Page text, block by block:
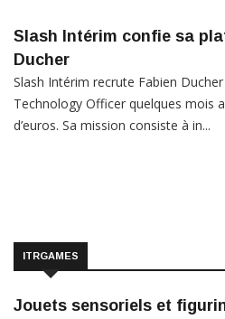
Slash Intérim confie sa
Ducher
Slash Intérim recrute Fabien
Technology Officer quelques mois
d’euros. Sa mission consiste à in...
ITRGAMES
Jouets sensoriels et